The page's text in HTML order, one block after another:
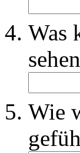
Was
Wie